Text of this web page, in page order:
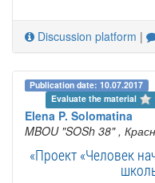
Discussion platform |
Publication date: 10.07.2017
Evaluate the material
Elena P. Solomatina
MBOU "SOSh 38" ,
«Проект «Человек